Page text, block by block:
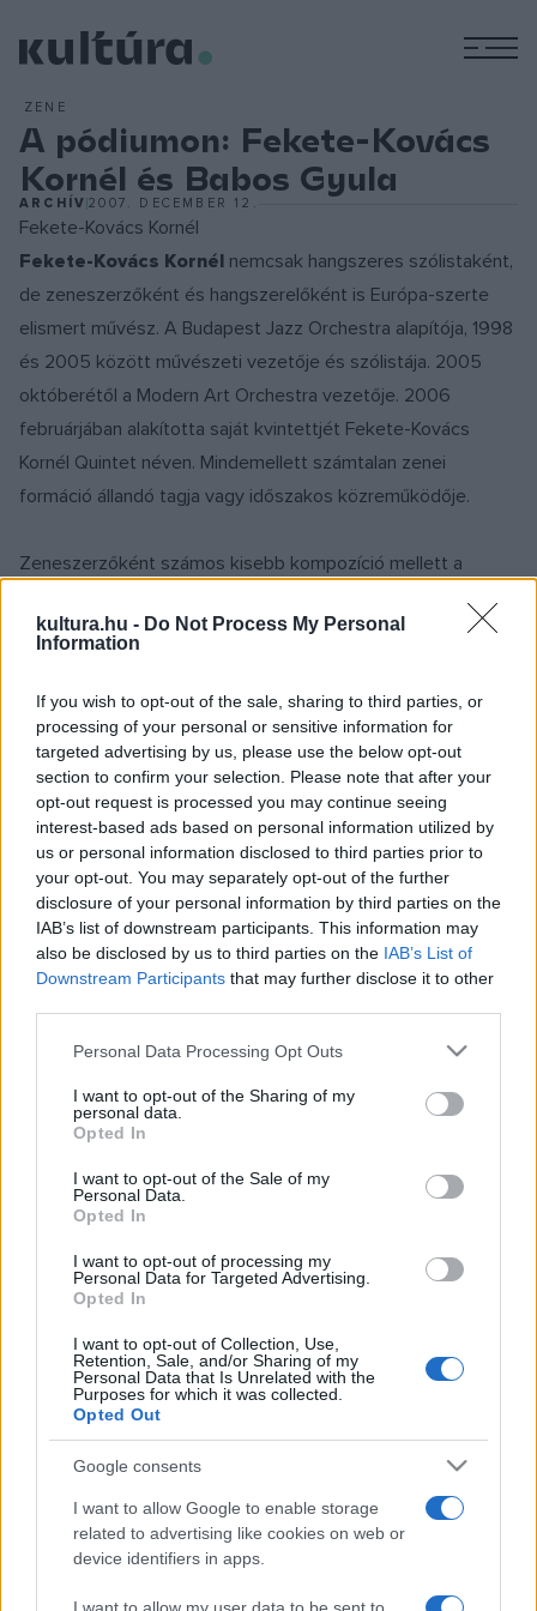
kultura.hu - Do Not Process My Personal
Information
If you wish to opt-out of the sale, sharing to third parties, or
processing of your personal or sensitive information for
targeted advertising by us, please use the below opt-out
section to confirm your selection. Please note that after your
opt-out request is processed you may continue seeing
interest-based ads based on personal information utilized by
us or personal information disclosed to third parties prior to
your opt-out. You may separately opt-out of the further
disclosure of your personal information by third parties on the
IAB’s list of downstream participants. This information may
also be disclosed by us to third parties on the IAB’s List of
Downstream Participants that may further disclose it to other
Please note that this website/app uses one or more Google
not limited to your visit or usage behaviour. You may click to
grant or deny consent to Google and its third-party tags to
use your data for below specified purposes in below Google
consent section.
Personal Data Processing Opt Outs
I want to opt-out of the Sharing of my
personal data.
Opted In
I want to opt-out of the Sale of my
Personal Data.
Opted In
I want to opt-out of processing my
Personal Data for Targeted Advertising.
Opted In
I want to opt-out of Collection, Use,
Retention, Sale, and/or Sharing of my
Personal Data that Is Unrelated with the
Purposes for which it was collected.
Opted Out
Google consents
I want to allow Google to enable storage
related to advertising like cookies on web or
device identifiers in apps.
ZENE
A pódiumon: Fekete-Kovács
Kornél és Babos Gyula
ARCHÍV2007. DECEMBER 12.
Fekete-Kovács Kornél
Fekete-Kovács Kornél nemcsak hangszeres szólistaként,
de zeneszerzőként és hangszerelőként is Európa-szerte
elismert művész. A Budapest Jazz Orchestra alapítója, 1998
és 2005 között művészeti vezetője és szólistája. 2005
októberétől a Modern Art Orchestra vezetője. 2006
februárjában alakította saját kvintettjét Fekete-Kovács
Kornél Quintet néven. Mindemellett számtalan zenei
formáció állandó tagja vagy időszakos közreműködője.
Zeneszerzőként számos kisebb kompozíció mellett a
szerzője (amely az első Budapest Jazz
Orchestrának íródott darab). A magyarországi bemutató
előadásában, Helsinkiben is bemutatták 2002 májusában.
Második big bandre íródott egész estés darabja,A Vándor
a Magyar Rádió felkérésére készült. Először az EBU Jazz
Orchestra adta elő 2002 májusában, Budapesten. A darabot
a Budapest Jazz Orchestra rögzítette,David Liebman
vendégszereplésével a BMC kiadásábanHUMAN
CIRCLE/The Wayfarercímmel látott napvilágot. Legújabb
egész estés darabja,A Tölgy és a Méh, melyet a Modern
Art OrchestraWallace Roney vendégszereplésével
Díjak: 1993-ban a Krakkóban a Jazz Juniors Competition
jazzversenyen zenekarával megszerezte az első helyezést,
egyéni teljesítményével pedig a legjobb trombitás díját is
kiérdemelte. 2000-ben és 2004-ben, a "Magyar zeneművek
kimagasló tevékenységéért" az Artisjus Zenei Alapítvány
díjával tüntették ki. 2002-ben Az év zeneszerzőjeként
eMeRTon díjat kapott. 2003-2005 között a Magyar Jazz
Szövetség elnökségi tagja, a Szövetség bigband
szekciójának vezetője, illetve a Budapesti Bigband
Találkozók fesztivál kitalálója, és a rendezvény főszervezője
2001-2004-ig. 2005-től a Magyar Jazzművészek
Társaságának tagja.
2007. december 13. 20:00 Millenáris Teátrum (Budapest) -
A Fekete-Kovács Kornél Quintet koncertje; Tagjai: